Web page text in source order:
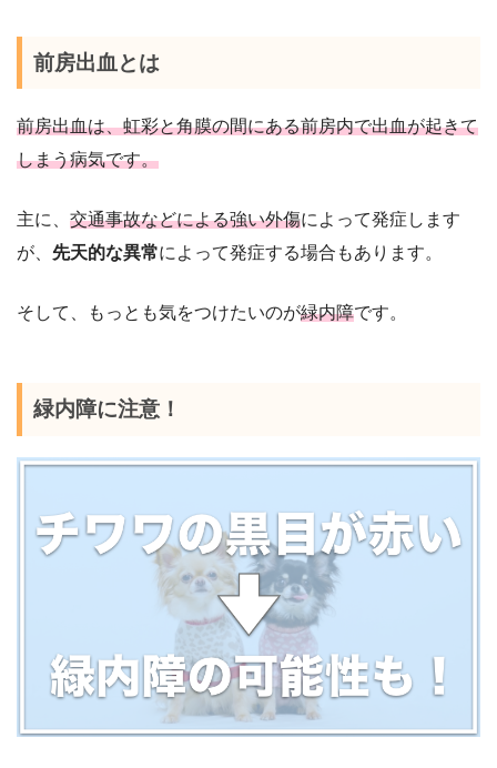
前房出血とは
前房出血は、虹彩と角膜の間にある前房内で出血が起きて
しまう病気です。
主に、 交通事故などによる強い外傷によって発症します
が、 先天的な異常によって発症する場合もあります。
そして、もっとも気をつけたいのが緑内障です。
緑内障に注意！